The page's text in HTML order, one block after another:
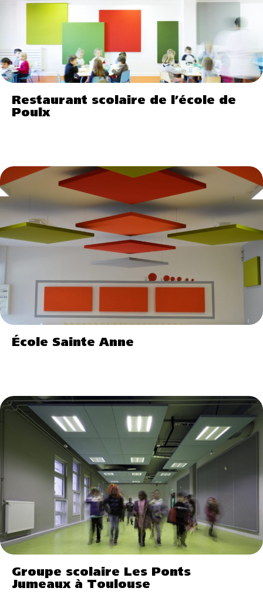
Restaurant scolaire de l’école de
Poulx
École Sainte Anne
Groupe scolaire Les Ponts
Jumeaux à Toulouse